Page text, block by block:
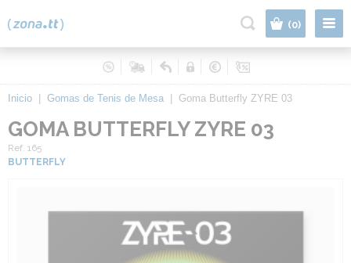
(0)
Inicio Gomas de Tenis de Mesa Goma Butterfly ZYRE 03
GOMA BUTTERFLY ZYRE 03
Ref. 165
BUTTERFLY